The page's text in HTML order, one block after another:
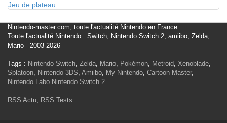
Jeu de plateau
Nintendo-master.com, toute l'actualité Nintendo en France
Toute l'actualité Nintendo : Switch, Nintendo Switch 2, amiibo, Zelda,
Mario - 2003-2026
Tags : Nintendo Switch, Zelda, Mario, Pokémon, Metroid, Xenoblade,
Splatoon, Nintendo 3DS, Amiibo, My Nintendo, Cartoon Master,
Nintendo Labo Nintendo Switch 2
RSS Actu, RSS Tests